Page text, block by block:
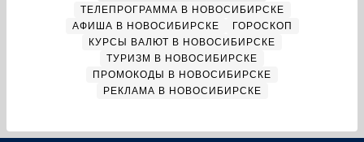
ТЕЛЕПРОГРАММА В НОВОСИБИРСКЕ
АФИША В НОВОСИБИРСКЕ
ГОРОСКОП
КУРСЫ ВАЛЮТ В НОВОСИБИРСКЕ
ТУРИЗМ В НОВОСИБИРСКЕ
ПРОМОКОДЫ В НОВОСИБИРСКЕ
РЕКЛАМА В НОВОСИБИРСКЕ